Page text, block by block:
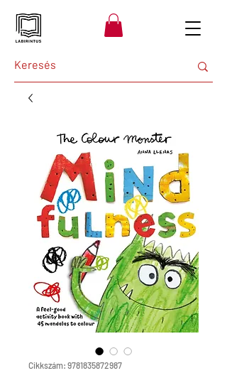
Cikkszám: 9781835872987